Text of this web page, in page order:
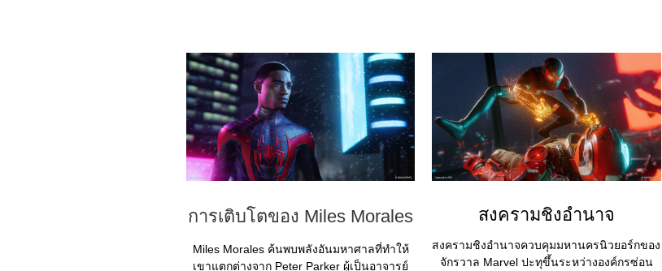
การเติบโตของ Miles Morales
Miles Morales ค้นพบพลังอันมหาศาลที่ทำให้
เขาแตกต่างจาก Peter Parker ผู้เป็นอาจารย์
สงครามชิงอำนาจ
สงครามชิงอำนาจควบคุมมหานครนิวยอร์กของ
จักรวาล Marvel ปะทุขึ้นระหว่างองค์กรซ่อน